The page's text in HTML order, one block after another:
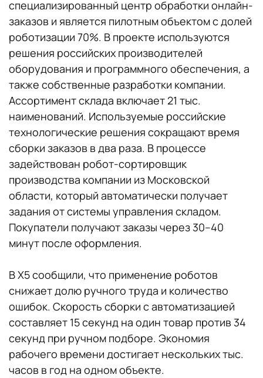
специализированный центр обработки онлайн-
заказов и является пилотным объектом с долей
роботизации 70%. В проекте используются
решения российских производителей
оборудования и программного обеспечения, а
также собственные разработки компании.
Ассортимент склада включает 21 тыс.
наименований. Используемые российские
технологические решения сокращают время
сборки заказов в два раза. В процессе
задействован робот-сортировщик
производства компании из Московской
области, который автоматически получает
задания от системы управления складом.
Покупатели получают заказы через 30–40
минут после оформления.
В X5 сообщили, что применение роботов
снижает долю ручного труда и количество
ошибок. Скорость сборки с автоматизацией
составляет 15 секунд на один товар против 34
секунд при ручном подборе. Экономия
рабочего времени достигает нескольких тыс.
часов в год на одном объекте.